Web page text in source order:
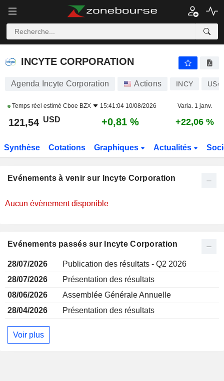
INCYTE CORPORATION
INCYTE CORPORATION
Agenda Incyte Corporation Actions INCY
Temps réel estimé Cboe BZX 15:41:04 10/08/2026 Varia. 1 janv.
121,54 USD +0,81 % +22,06 %
Synthèse Cotations Graphiques Actualités
Evénements à venir sur Incyte Corporation
Aucun évènement disponible
Evénements passés sur Incyte Corporation
28/07/2026
Publication des résultats - Q2 2026
28/07/2026
Présentation des résultats
08/06/2026
Assemblée Générale Annuelle
28/04/2026
Présentation des résultats
Voir plus